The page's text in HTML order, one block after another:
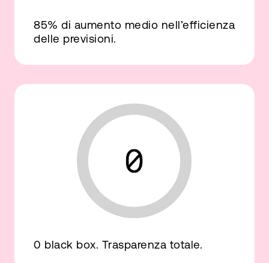
85% di aumento medio nell’efficienza
delle previsioni.
0 black box. Trasparenza totale.